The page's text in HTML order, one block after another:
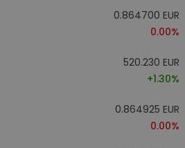
0.864700 EUR
0.00%
520.230 EUR
+1.30%
0.864925 EUR
0.00%